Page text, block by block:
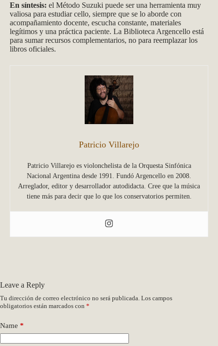
En síntesis: el Método Suzuki puede ser una herramienta muy
valiosa para estudiar cello, siempre que se lo aborde con
acompañamiento docente, escucha constante, materiales
legítimos y una práctica paciente. La Biblioteca Argencello está
para sumar recursos complementarios, no para reemplazar los
libros oficiales.
Patricio Villarejo
Patricio Villarejo es violonchelista de la Orquesta Sinfónica
Nacional Argentina desde 1991. Fundó Argencello en 2008.
Arreglador, editor y desarrollador autodidacta. Cree que la música
tiene más para decir que lo que los conservatorios permiten.
Leave a Reply
Tu dirección de correo electrónico no será publicada. Los campos
obligatorios están marcados con *
Name *